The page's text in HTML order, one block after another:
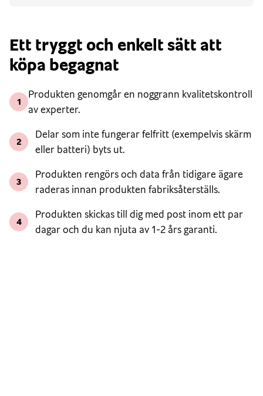
Ett tryggt och enkelt sätt att
köpa begagnat
1
Produkten genomgår en noggrann kvalitetskontroll
av experter.
2
Delar som inte fungerar felfritt (exempelvis skärm
eller batteri) byts ut.
3
Produkten rengörs och data från tidigare ägare
raderas innan produkten fabriksåterställs.
4
Produkten skickas till dig med post inom ett par
dagar och du kan njuta av 1-2 års garanti.